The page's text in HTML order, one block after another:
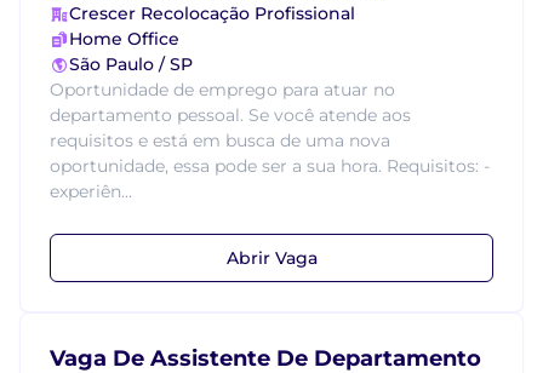
Crescer Recolocação Profissional
Home Office
São Paulo / SP
Oportunidade de emprego para atuar no
departamento pessoal. Se você atende aos
requisitos e está em busca de uma nova
oportunidade, essa pode ser a sua hora. Requisitos: -
experiên...
Abrir Vaga
Vaga De Assistente De Departamento